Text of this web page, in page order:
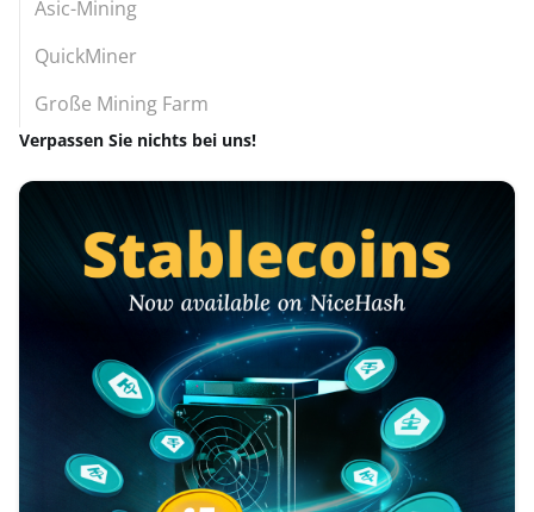
Asic-Mining
QuickMiner
Große Mining Farm
Verpassen Sie nichts bei uns!